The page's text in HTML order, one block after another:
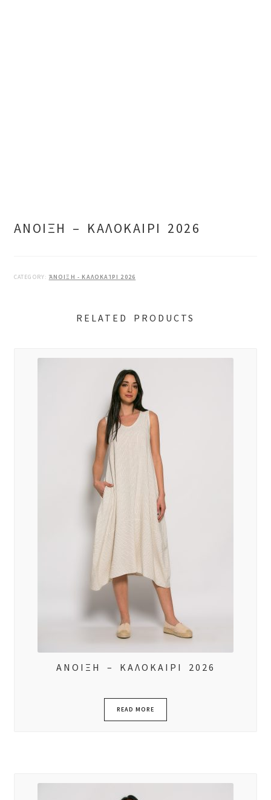
ΑΝΟΙΞΗ – ΚΑΛΟΚΑΙΡΙ 2026
CATEGORY: ΆΝΟΙΞΗ - ΚΑΛΟΚΑΊΡΙ 2026
RELATED PRODUCTS
ΑΝΟΙΞΗ – ΚΑΛΟΚΑΙΡΙ 2026
READ MORE